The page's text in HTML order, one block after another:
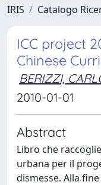
IRIS Catalogo
ICC project
Chinese
BERIZZI,
2010-01-01
Abstract
Libro che
urbana per il
dismesse. Alla